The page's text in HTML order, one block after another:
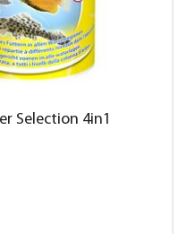
Selection 4in1